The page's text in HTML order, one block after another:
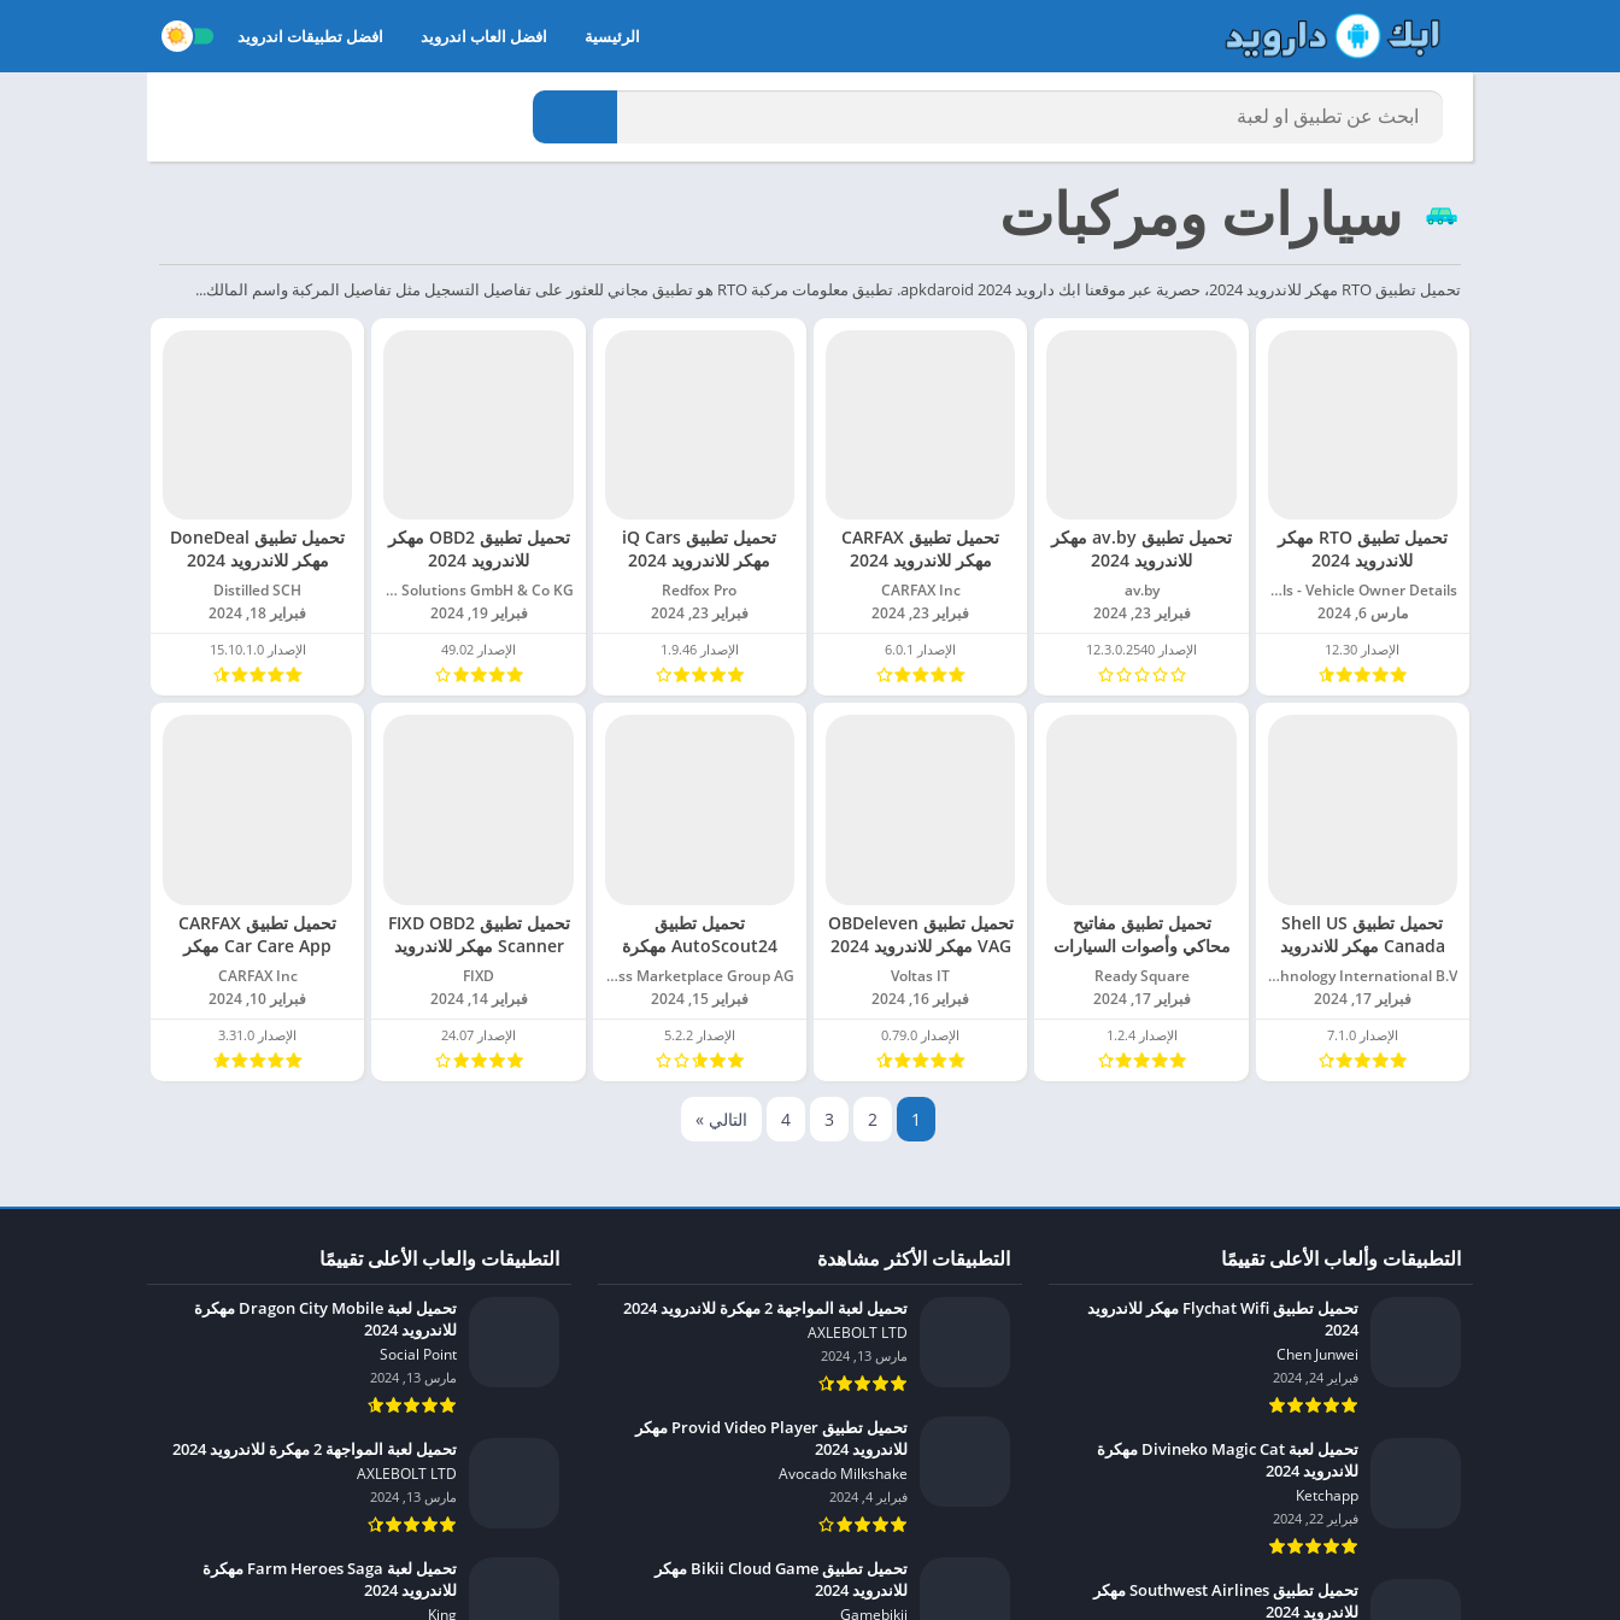
الرئيسية افضل العاب اندرويد افضل تطبيقات اندرويد
سيارات ومركبات
تحميل تطبيق RTO مهكر للاندرويد 2024، حصرية عبر موقعنا ابك دارويد 2024 apkdaroid. تطبيق معلومات مركبة RTO هو تطبيق مجاني للعثور على تفاصيل التسجيل مثل تفاصيل المركبة واسم المالك...
تحميل تطبيق RTO مهكر
للاندرويد 2024
Vahan Registration Details - Vehicle Owner Details‏
مارس 6, 2024
الإصدار 12.30
تحميل تطبيق av.by مهكر
للاندرويد 2024
av.by‏
فبراير 23, 2024
الإصدار 12.3.0.2540
تحميل تطبيق CARFAX
مهكر للاندرويد 2024
CARFAX Inc‏
فبراير 23, 2024
الإصدار 6.0.1
تحميل تطبيق iQ Cars
مهكر للاندرويد 2024
Redfox Pro‏
فبراير 23, 2024
الإصدار 1.9.46
تحميل تطبيق OBD2 مهكر
للاندرويد 2024
Carly Solutions GmbH & Co KG‏
فبراير 19, 2024
الإصدار 49.02
تحميل تطبيق DoneDeal
مهكر للاندرويد 2024
Distilled SCH‏
فبراير 18, 2024
الإصدار 15.10.1.0
تحميل تطبيق Shell US
Canada مهكر للاندرويد
2024
Shell Information Technology International B.V.‏
فبراير 17, 2024
الإصدار 7.1.0
تحميل تطبيق مفاتيح
محاكي وأصوات السيارات
مهكر للاندرويد 2024
Ready Square‏
فبراير 17, 2024
الإصدار 1.2.4
تحميل تطبيق OBDeleven
VAG مهكر للاندرويد 2024
Voltas IT‏
فبراير 16, 2024
الإصدار 0.79.0
تحميل تطبيق
AutoScout24 مهكرة
للاندرويد 2024
SMG Swiss Marketplace Group AG‏
فبراير 15, 2024
الإصدار 5.2.2
تحميل تطبيق FIXD OBD2
Scanner مهكر للاندرويد
2024
FIXD‏
فبراير 14, 2024
الإصدار 24.07
تحميل تطبيق CARFAX
Car Care App مهكر
للاندرويد 2024
CARFAX Inc‏
فبراير 10, 2024
الإصدار 3.31.0
1
2
3
4 التالي »
التطبيقات والعاب الأعلى تقييمًا
تحميل لعبة Dragon City Mobile مهكرة
للاندرويد 2024
Social Point‏
مارس 13, 2024
تحميل لعبة المواجهة 2 مهكرة للاندرويد 2024
AXLEBOLT LTD‏
مارس 13, 2024
تحميل لعبة Farm Heroes Saga مهكرة
للاندرويد 2024
King‏
التطبيقات الأكثر مشاهدة
تحميل لعبة المواجهة 2 مهكرة للاندرويد 2024
AXLEBOLT LTD‏
مارس 13, 2024
تحميل تطبيق Provid Video Player مهكر
للاندرويد 2024
Avocado Milkshake‏
فبراير 4, 2024
تحميل تطبيق Bikii Cloud Game مهكر
للاندرويد 2024
Gamebikii‏
التطبيقات وألعاب الأعلى تقييمًا
تحميل تطبيق Flychat Wifi مهكر للاندرويد
2024
Chen Junwei‏
فبراير 24, 2024
تحميل لعبة Divineko Magic Cat مهكرة
للاندرويد 2024
Ketchapp‏
فبراير 22, 2024
تحميل تطبيق Southwest Airlines مهكر
للاندرويد 2024